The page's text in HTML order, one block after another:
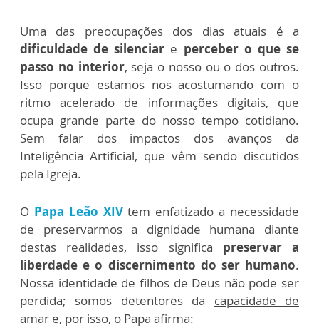
Uma das preocupações dos dias atuais é a
dificuldade de silenciar e perceber o que se
passo no interior, seja o nosso ou o dos outros.
Isso porque estamos nos acostumando com o
ritmo acelerado de informações digitais, que
ocupa grande parte do nosso tempo cotidiano.
Sem falar dos impactos dos avanços da
Inteligência Artificial, que vêm sendo discutidos
pela Igreja.
O Papa Leão XIVtem enfatizado a necessidade
de preservarmos a dignidade humana diante
destas realidades, isso significa preservar a
liberdade e o discernimento do ser humano.
Nossa identidade de filhos de Deus não pode ser
perdida; somos detentores da capacidade de
amar e, por isso, o Papa afirma: